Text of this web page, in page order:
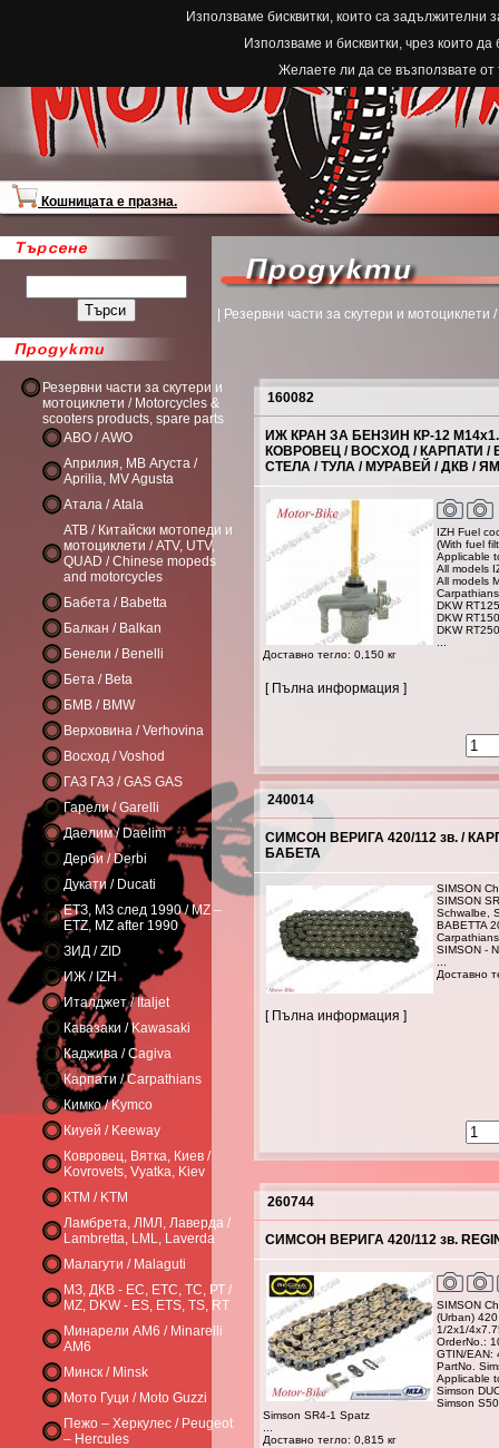
Използваме бисквитки, които са задължителни
Използваме и бисквитки, чрез които
Желаете ли да се възползвате от
Резервни части за скутери и
мотоциклети / Motorcycles &
scooters products, spare parts
АВО / AWO
Априлия, МВ Агуста /
Aprilia, MV Agusta
Атала / Atala
АТВ / Китайски мотопеди и
мотоциклети / ATV, UTV,
QUAD / Chinese mopeds
and motorcycles
Бабета / Babetta
Балкан / Balkan
Бенели / Benelli
Бета / Beta
БМВ / BMW
Верховина / Verhovina
Восход / Voshod
ГАЗ ГАЗ / GAS GAS
Гарели / Garelli
Даелим / Daelim
Дерби / Derbi
Дукати / Ducati
ЕТЗ, МЗ след 1990 / MZ –
ETZ, MZ after 1990
ЗИД / ZID
ИЖ / IZH
Италджет / Italjet
Кавазаки / Kawasaki
Каджива / Cagiva
Карпати / Carpathians
Кимко / Kymco
Киуей / Keeway
Ковровец, Вятка, Киев /
Kovrovets, Vyatka, Kiev
КТМ / KTM
Ламбрета, ЛМЛ, Лаверда /
Lambretta, LML, Laverda
Малагути / Malaguti
МЗ, ДКВ - ЕС, ЕТС, ТС, РТ /
MZ, DKW - ES, ETS, TS, RT
Минарели AM6 / Minarelli
AM6
Минск / Minsk
Мото Гуци / Moto Guzzi
Пежо – Херкулес / Peugeot
– Hercules
Кошницата е празна.
| Резервни части за скутери и
160082
ИЖ КРАН ЗА БЕНЗИН КР-12
КОВРОВЕЦ / ВОСХОД / КАРПАТИ /
СТЕЛА / ТУЛА / МУРАВЕЙ / ДКВ /
IZH Fuel
(With fuel
Applicable
All models
All models
DKW RT125
DKW RT150
DKW RT250
Доставно тегло: 0,150 кг
[ Пълна информация ]
240014
СИМСОН ВЕРИГА 420/112 зв. /
БАБЕТА
SIMSON
SIMSON
Schwalbe,
BABETTA
SIMSON -
Доставно
[ Пълна информация ]
260744
СИМСОН ВЕРИГА 420/112 зв.
SIMSON
(Urban)
1/2x1/
OrderNo.:
GTIN/EAN:
PartNo.
Applicable
Simson
Simson
Simson SR4-1 Spatz
Доставно тегло: 0,815 кг